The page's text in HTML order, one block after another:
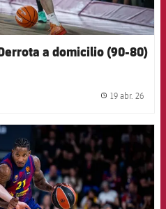
a domicilio (90-80)
19 abr. 26
FCB Barcelona badge